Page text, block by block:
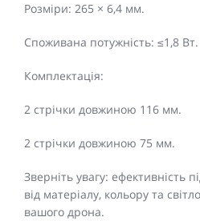
Розміри: 265 × 6,4 мм.​
Споживана потужність: ≤1,8 Вт.​
Комплектація:
2 стрічки довжиною 116 мм.​
2 стрічки довжиною 75 мм.​
Зверніть увагу: ефективність
від матеріалу, кольору та
вашого дрона.